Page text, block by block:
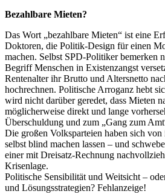
Bezahlbare Mieten?
Das Wort „bezahlbare Mieten“ ist eine
Doktoren, die Politik-Design für einen
machen. Selbst SPD-Politiker bemerken
Begriff Menschen in Existenzangst
Rentenalter ihr Brutto und Altersnetto
hochrechnen. Politische Arroganz hebt
wird nicht darüber geredet, dass Mieten
möglicherweise direkt und lange
Überschuldung und zum „Gang zum
Die großen Volksparteien haben sich
selbst blind machen lassen – und
einer mit Dreisatz-Rechnung
Krisenlage.
Politische Sensibilität und Weitsicht –
und Lösungsstrategien? Fehlanzeige!